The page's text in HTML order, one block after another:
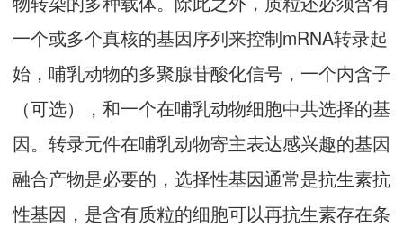
一个或多个真核的基因序列来控制mRNA转录起
始，哺乳动物的多聚腺苷酸化信号，一个内含子
（可选），和一个在哺乳动物细胞中共选择的基
因。转录元件在哺乳动物寄主表达感兴趣的基因
融合产物是必要的，选择性基因通常是抗生素抗
性基因，是含有质粒的细胞可以再抗生素存在条